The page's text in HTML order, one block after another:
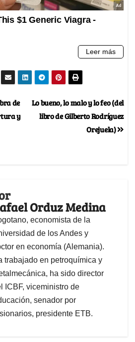
Lo bueno, lo malo y lo feo (del
libro de Gilberto Rodríguez
Orejuela)
de
y
Orduz Medina
economista de la
de los Andes y
en economía (Alemania).
trabajado en petroquímica y
ha sido director
ICBF, viceministro de
senador por
presidente ETB.